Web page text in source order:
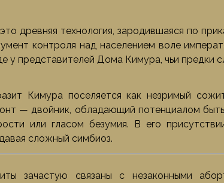
древняя технология, зародившаяся по
контроля над населением воле
у представителей Дома Кимура, чьи предки
Кимура поселяется как незримый
— двойник, обладающий потенциалом
или гласом безумия. В его
сложный симбиоз.
зачастую связаны с незаконными